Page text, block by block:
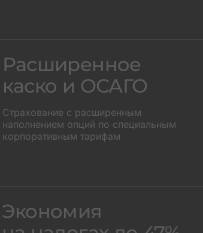
Расширенное
каско и ОСАГО
Страхование с расширенным
наполнением опций по специальным
корпоративным тарифам
Экономия